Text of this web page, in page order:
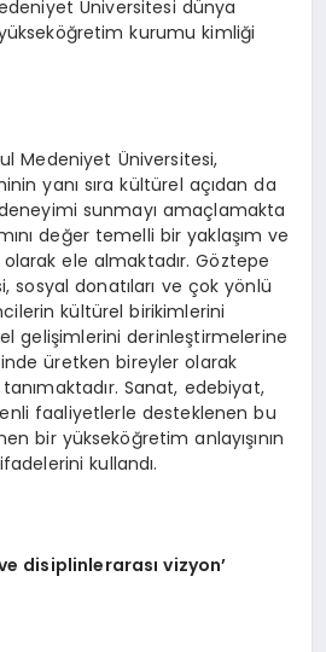
Üniversitesi dünya
kurumu kimliği
Medeniyet Üniversitesi,
yanı sıra kültürel açıdan da
sunmayı amaçlamakta
değer temelli bir yaklaşım ve
ele almaktadır. Göztepe
sosyal donatıları ve çok yönlü
kültürel birikimlerini
gelişimlerini derinleştirmelerine
üretken bireyler olarak
Sanat, edebiyat,
faaliyetlerle desteklenen bu
bir yükseköğretim anlayışının
kullandı.
disiplinlerarası vizyon’